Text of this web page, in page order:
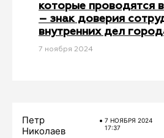
которые проводятся
– знак доверия
внутренних дел
7 ноября 2024
Петр
Николаев
7 НОЯБРЯ 2024
17:37